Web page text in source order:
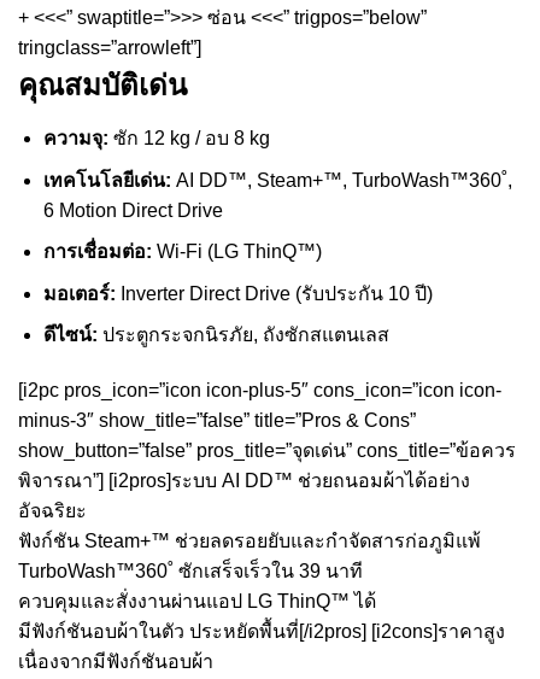
+ <<<” swaptitle=”>>> ซ่อน <<<” trigpos=”below”
tringclass=”arrowleft”]
คุณสมบัติเด่น
ความจุ: ซัก 12 kg / อบ 8 kg
เทคโนโลยีเด่น: AI DD™, Steam+™, TurboWash™360˚,
6 Motion Direct Drive
การเชื่อมต่อ: Wi-Fi (LG ThinQ™)
มอเตอร์: Inverter Direct Drive (รับประกัน 10 ปี)
ดีไซน์: ประตูกระจกนิรภัย, ถังซักสแตนเลส
[i2pc pros_icon=”icon icon-plus-5″ cons_icon=”icon icon-
minus-3″ show_title=”false” title=”Pros & Cons”
show_button=”false” pros_title=”จุดเด่น” cons_title=”ข้อควร
พิจารณา”] [i2pros]ระบบ AI DD™ ช่วยถนอมผ้าได้อย่าง
อัจฉริยะ
ฟังก์ชัน Steam+™ ช่วยลดรอยยับและกำจัดสารก่อภูมิแพ้
TurboWash™360˚ ซักเสร็จเร็วใน 39 นาที
ควบคุมและสั่งงานผ่านแอป LG ThinQ™ ได้
มีฟังก์ชันอบผ้าในตัว ประหยัดพื้นที่[/i2pros] [i2cons]ราคาสูง
เนื่องจากมีฟังก์ชันอบผ้า